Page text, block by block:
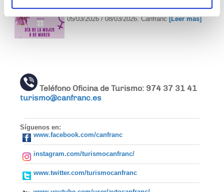
8M en Canfranc
05/03/2026 / 08/03/2026. Canfranc[Leer más]
Teléfono Oficina de Turismo: 974 37 31 41
turismo@canfranc.es
Síguenos en:
www.facebook.com/canfranc
instagram.com/turismocanfranc/
www.twitter.com/turismocanfranc